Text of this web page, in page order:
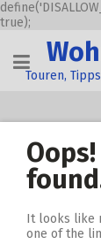
true);
content
Touren,
It looks like
one of the